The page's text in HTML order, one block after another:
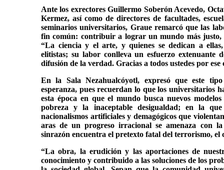
Ante los exrectores Guillermo Soberón Acevedo,
Kermez, así como de directores de facultades,
seminarios universitarios, Graue remarcó que las
fin común: contribuir a lograr un mundo más
“La ciencia y el arte, y quienes se dedican a
elitistas; su labor conlleva un esfuerzo extenuante
difusión de la verdad. Gracias a todos ustedes por
En la Sala Nezahualcóyotl, expresó que este
esperanza, pues recuerdan lo que los universitarios
esta época en que el mundo busca nuevos
pobreza y la inaceptable desigualdad; en la
nacionalismos artificiales y demagógicos que
aras de un progreso irracional se amenaza con
sinrazón encuentra el pretexto fatal del terrorismo, el
“La obra, la erudición y las aportaciones de
conocimiento y contribuido a las soluciones de los